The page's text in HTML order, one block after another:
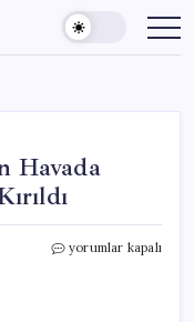
Havada
Yakıt
yorumlar kapalı